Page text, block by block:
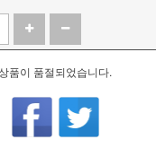
품이 품절되었습니다.